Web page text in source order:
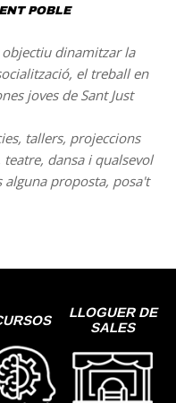
POBLE
dinamitzar la
el treball en
joves de Sant Just
tallers, projeccions
dansa i qualsevol
alguna proposta, posa't
LLOGUER DE
SALES